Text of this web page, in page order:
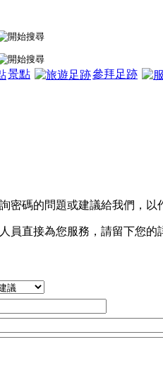
景點 參拜足跡
密碼的問題或建議給我們，以
員直接為您服務，請留下您